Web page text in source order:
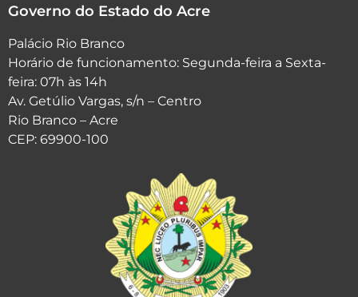
Governo do Estado do Acre
Palácio Rio Branco
Horário de funcionamento: Segunda-feira a Sexta-
feira: 07h às 14h
Av. Getúlio Vargas, s/n – Centro
Rio Branco – Acre
CEP: 69900-100